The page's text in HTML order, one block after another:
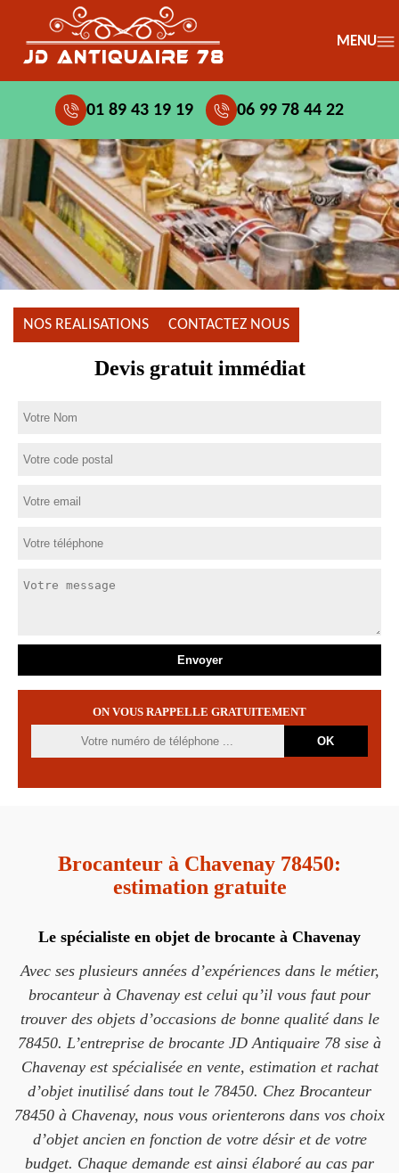
MENU
01 89 43 19 19 06 99 78 44 22
NOS REALISATIONS CONTACTEZ NOUS
Devis gratuit immédiat
ON VOUS RAPPELLE GRATUITEMENT
Brocanteur à Chavenay 78450:
estimation gratuite
Le spécialiste en objet de brocante à Chavenay
Avec ses plusieurs années d’expériences dans le métier,
brocanteur à Chavenay est celui qu’il vous faut pour
trouver des objets d’occasions de bonne qualité dans le
78450. L’entreprise de brocante JD Antiquaire 78 sise à
Chavenay est spécialisée en vente, estimation et rachat
d’objet inutilisé dans tout le 78450. Chez Brocanteur
78450 à Chavenay, nous vous orienterons dans vos choix
d’objet ancien en fonction de votre désir et de votre
budget. Chaque demande est ainsi élaboré au cas par